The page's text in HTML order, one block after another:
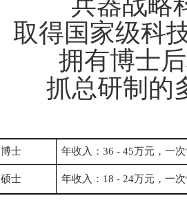
取得国家级科
拥有博士
抓总研制的
博士 年收入： 36 - 45万元， 一
硕士 年收入 ： 18 - 24万元 ， 一